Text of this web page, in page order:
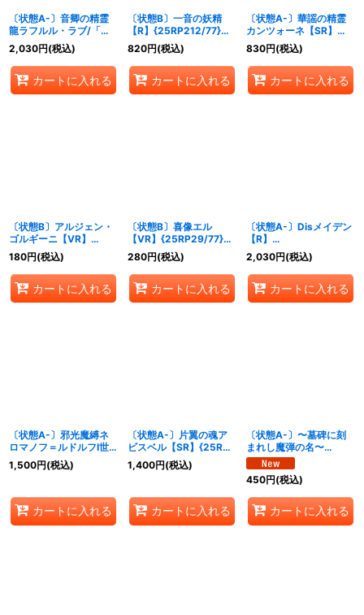
〔状態A-〕音卿の精霊
龍ラフルル・ラブ/「未
来から来る、だからミラ
クル」【SR】
{25RP2TD3/TD5}
《多》
2,030円(税込)
カートに入れる
〔状態B〕一音の妖精
【R】{25RP212/77}
《光》
820円(税込)
カートに入れる
〔状態A-〕華謡の精霊
カンツォーネ【SR】
{25RP2S1/S11}《光》
830円(税込)
カートに入れる
〔状態B〕アルジェン・
ゴルギーニ【VR】
{25RP27/77}《多》
180円(税込)
カートに入れる
〔状態B〕喜像エル
【VR】{25RP29/77}
《多》
280円(税込)
カートに入れる
〔状態A-〕Disメイデン
【R】
{25RP2SP5/SP5}
《多》
2,030円(税込)
カートに入れる
〔状態A-〕邪光魔縛ネ
ロマノフ＝ルドルフI世
【SR】
{25RP2SP4/SP5}
1,500円(税込)
カートに入れる
〔状態A-〕片翼の魂ア
ビスベル【SR】{25RP2
秘10/秘24}《多》
1,400円(税込)
カートに入れる
〔状態A-〕〜墓碑に刻
まれし魔弾の名〜
【SR】{25RP2S3/S11}
《闇》
450円(税込)
カートに入れる